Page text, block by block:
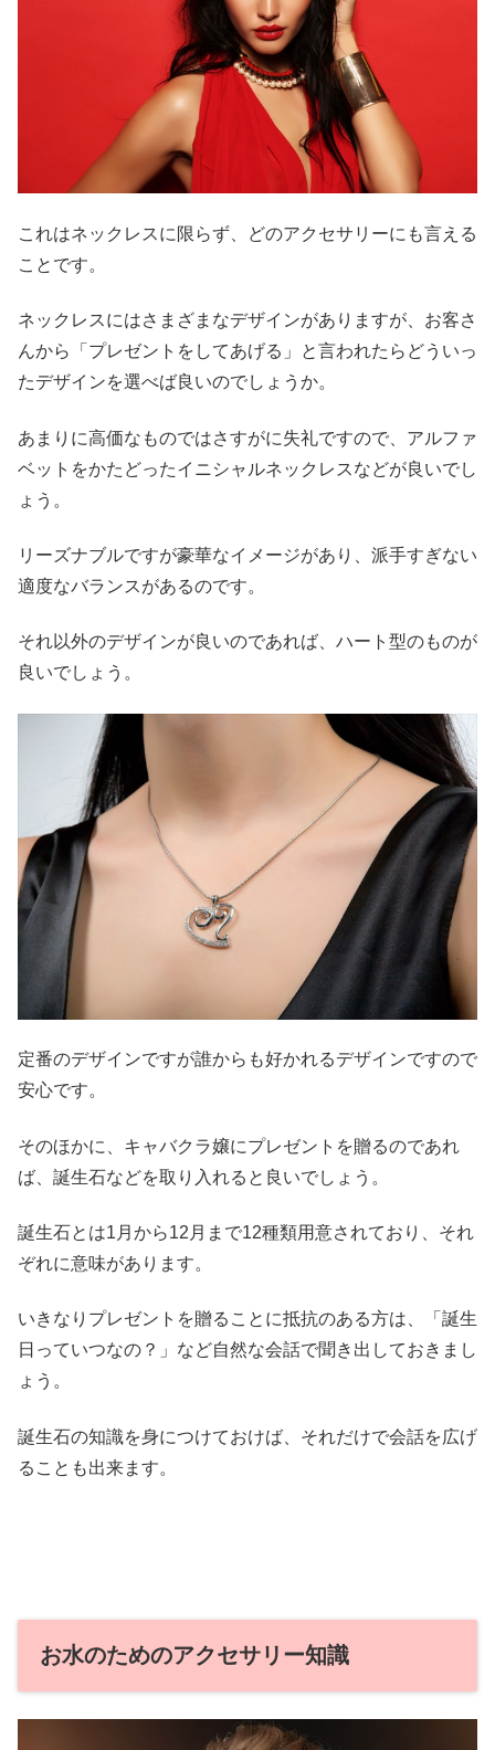
これはネックレスに限らず、どのアクセサリーにも言える
ことです。
ネックレスにはさまざまなデザインがありますが、お客さ
んから「プレゼントをしてあげる」と言われたらどういっ
たデザインを選べば良いのでしょうか。
あまりに高価なものではさすがに失礼ですので、アルファ
ベットをかたどったイニシャルネックレスなどが良いでし
ょう。
リーズナブルですが豪華なイメージがあり、派手すぎない
適度なバランスがあるのです。
それ以外のデザインが良いのであれば、ハート型のものが
良いでしょう。
定番のデザインですが誰からも好かれるデザインですので
安心です。
そのほかに、キャバクラ嬢にプレゼントを贈るのであれ
ば、誕生石などを取り入れると良いでしょう。
誕生石とは1月から12月まで12種類用意されており、それ
ぞれに意味があります。
いきなりプレゼントを贈ることに抵抗のある方は、「誕生
日っていつなの？」など自然な会話で聞き出しておきまし
ょう。
誕生石の知識を身につけておけば、それだけで会話を広げ
ることも出来ます。
お水のためのアクセサリー知識